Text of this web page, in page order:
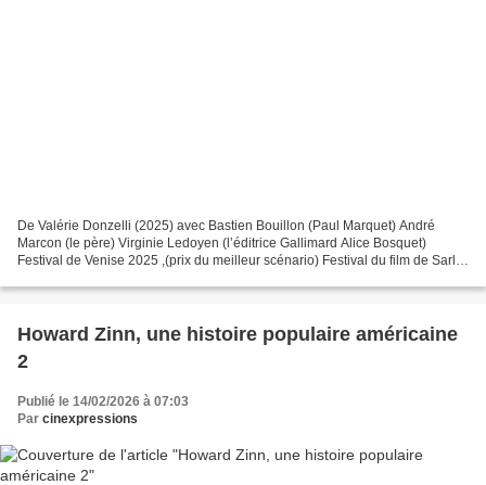
De Valérie Donzelli (2025) avec Bastien Bouillon (Paul Marquet) André
Marcon (le père) Virginie Ledoyen (l’éditrice Gallimard Alice Bosquet)
Festival de Venise 2025 ,(prix du meilleur scénario) Festival du film de Sarlat
Howard Zinn, une histoire populaire américaine
2
Publié le 14/02/2026 à 07:03
Par cinexpressions